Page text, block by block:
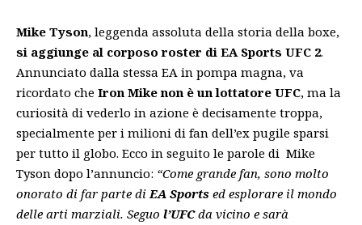
Mike Tyson, leggenda assoluta della storia della boxe,
si aggiunge al corposo roster di EA Sports UFC 2.
Annunciato dalla stessa EA in pompa magna, va
ricordato che Iron Mike non è un lottatore UFC, ma la
curiosità di vederlo in azione è decisamente troppa,
specialmente per i milioni di fan dell’ex pugile sparsi
per tutto il globo. Ecco in seguito le parole di Mike
Tyson dopo l’annuncio: “Come grande fan, sono molto
onorato di far parte diEA Sports ed esplorare il mondo
delle arti marziali. Seguo l’UFCda vicino e sarà